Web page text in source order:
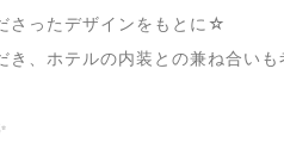
さったデザインをもとに☆
き、ホテルの内装との兼ね合い